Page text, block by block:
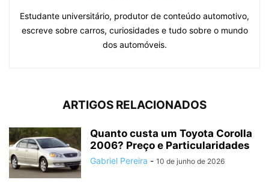
Estudante universitário, produtor de conteúdo automotivo,
escreve sobre carros, curiosidades e tudo sobre o mundo
dos automóveis.
ARTIGOS RELACIONADOS
Quanto custa um Toyota Corolla
2006? Preço e Particularidades
Gabriel Pereira - 10 de junho de 2026